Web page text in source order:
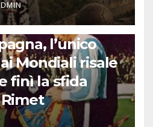
l’unico
Mondiali risale
finì la sfida